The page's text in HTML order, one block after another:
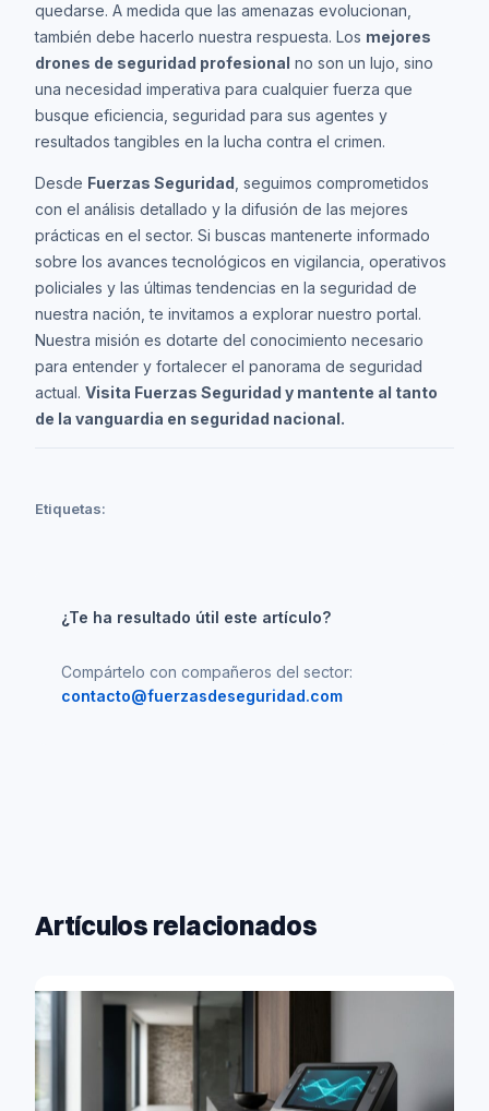
quedarse. A medida que las amenazas evolucionan,
también debe hacerlo nuestra respuesta. Los mejores
drones de seguridad profesional no son un lujo, sino
una necesidad imperativa para cualquier fuerza que
busque eficiencia, seguridad para sus agentes y
resultados tangibles en la lucha contra el crimen.
Desde Fuerzas Seguridad , seguimos comprometidos
con el análisis detallado y la difusión de las mejores
prácticas en el sector. Si buscas mantenerte informado
sobre los avances tecnológicos en vigilancia, operativos
policiales y las últimas tendencias en la seguridad de
nuestra nación, te invitamos a explorar nuestro portal.
Nuestra misión es dotarte del conocimiento necesario
para entender y fortalecer el panorama de seguridad
actual. Visita Fuerzas Seguridad y mantente al tanto
de la vanguardia en seguridad nacional.
Etiquetas:
¿Te ha resultado útil este artículo?
Compártelo con compañeros del sector:
contacto@fuerzasdeseguridad.com
Artículos relacionados